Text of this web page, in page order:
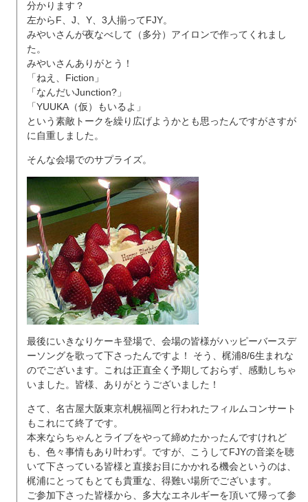
分かります？
左からF、J、Y、3人揃ってFJY。
みやいさんが夜なべして（多分）アイロンで作ってくれまし
た。
みやいさんありがとう！
「ねえ、Fiction」
「なんだいJunction?」
「YUUKA（仮）もいるよ」
という素敵トークを繰り広げようかとも思ったんですがさすが
に自重しました。
そんな会場でのサプライズ。
最後にいきなりケーキ登場で、会場の皆様がハッピーバースデ
ーソングを歌って下さったんですよ！ そう、梶浦8/6生まれな
のでございます。これは正直全く予期しておらず、感動しちゃ
いました。皆様、ありがとうございました！
さて、名古屋大阪東京札幌福岡と行われたフィルムコンサート
もこれにて終了です。
本来ならちゃんとライブをやって締めたかったんですけれど
も、色々事情もあり叶わず。ですが、こうしてFJYの音楽を聴
いて下さっている皆様と直接お目にかかれる機会というのは、
梶浦にとってもとても貴重な、得難い場所でございます。
ご参加下さった皆様から、多大なエネルギーを頂いて帰って参